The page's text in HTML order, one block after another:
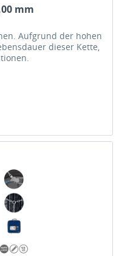
mm
Aufgrund der hohen
dieser Kette,